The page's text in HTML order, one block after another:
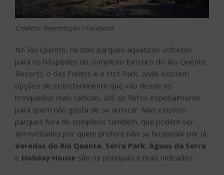
Créditos: Reprodução / Facebook
No Rio Quente, há dois parques aquáticos voltados
para os hóspedes do complexo turístico do Rio Quente
Resorts: o das Fontes e o Hot Park, onde existem
opções de entretenimento que vão desde os
brinquedos mais radicais, até os feitos especialmente
para quem não gosta de se arriscar. Mas existem
parques fora do complexo também, que podem ser
aproveitados por quem prefere não se hospedar por lá:
Veredas do Rio Quente, Serra Park, Águas da Serra
e Holiday House são os principais e mais indicados.